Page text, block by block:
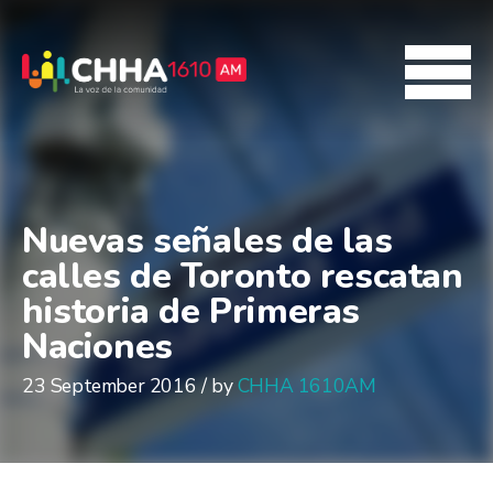
Nuevas señales de las
calles de Toronto rescatan
historia de Primeras
Naciones
23 September 2016 / byCHHA 1610AM